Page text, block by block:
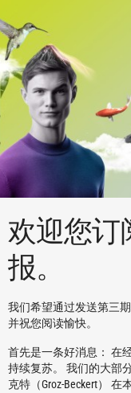
欢迎您订
报。
我们希望通过发送第三
并祝您阅读愉快。
首先是一条好消息： 在
持续复苏。 我们的大部
克特（Groz-Beckert）